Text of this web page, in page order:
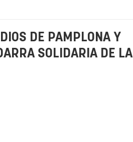
DE PAMPLONA Y
SOLIDARIA DE LA